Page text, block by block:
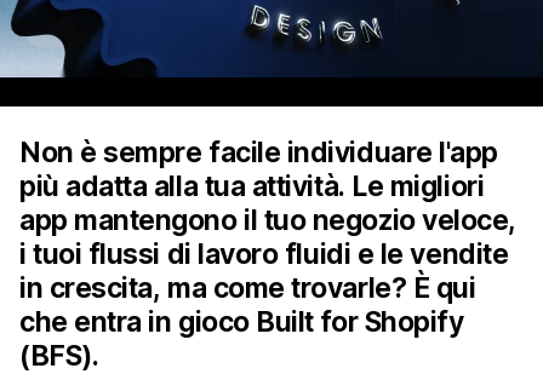
Non è sempre facile individuare l'app
più adatta alla tua attività. Le migliori
app mantengono il tuo negozio veloce,
i tuoi flussi di lavoro fluidi e le vendite
in crescita, ma come trovarle? È qui
che entra in gioco Built for Shopify
(BFS).